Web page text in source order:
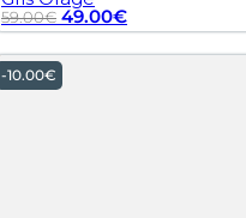
59.00€ 49.00€
-10.00€